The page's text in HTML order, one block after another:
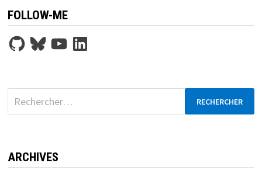
FOLLOW-ME
GitHubBlueskyYouTubeLinkedIn
Rechercher :
ARCHIVES